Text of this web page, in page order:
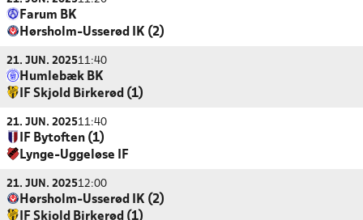
Farum BK
Hørsholm-Usserød IK (2)
21. JUN. 202511:40
Humlebæk BK
IF Skjold Birkerød (1)
21. JUN. 202511:40
IF Bytoften (1)
Lynge-Uggeløse IF
21. JUN. 202512:00
Hørsholm-Usserød IK (2)
IF Skjold Birkerød (1)